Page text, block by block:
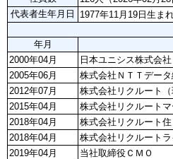
代表者生年月日
1977年11月19日生ま
年月
2000年04月
日本ユニシス株式会
2005年06月
株式会社ＮＴＴデー
2012年07月
株式会社リクルート
2015年04月
株式会社リクルート
2018年04月
株式会社リクルート
2018年04月
株式会社リクルート
2019年04月
当社取締役ＣＭＯ